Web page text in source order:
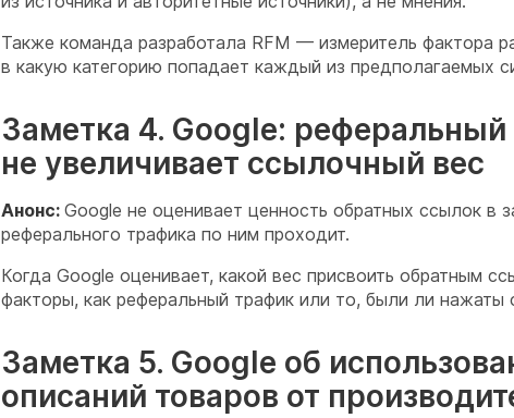
Также команда разработала RFM — измеритель фактора
в какую категорию попадает каждый из предполагаемых
Заметка 4. Google:
не увеличивает ссылочный вес
Анонс: Google не оценивает ценность обратных ссылок в
реферального трафика по ним проходит.
Когда Google оценивает, какой вес присвоить обратным
факторы, как реферальный трафик или то, были ли нажаты
Заметка 5. Google об
описаний товаров от